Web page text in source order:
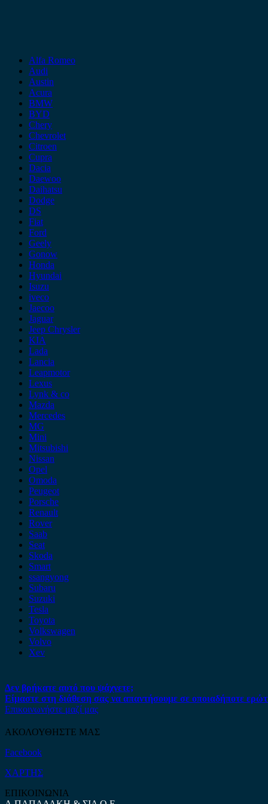
Alfa Romeo
Audi
Austin
Acura
BMW
BYD
Chery
Chevrolet
Citroen
Cupra
Dacia
Daewoo
Daihatsu
Dodge
DS
Fiat
Ford
Geely
Gonow
Honda
Hyundai
Isuzu
iveco
Jaecoo
Jaguar
Jeep Chrysler
KIA
Lada
Lancia
Leapmotor
Lexus
Lynk & co
Mazda
Mercedes
MG
Mini
Mitsubishi
Nissan
Opel
Omoda
Peugeot
Porsche
Renault
Rover
Saab
Seat
Skoda
Smart
ssangyong
Subaru
Suzuki
Tesla
Toyota
Volkswagen
Volvo
Xev
Δεν βρήκατε αυτό που ψάχνετε;
Είμαστε στη διάθεση σας να απαντήσουμε σε οποιαδήποτε
Επικοινωνήστε μαζί μας
ΑΚΟΛΟΥΘΗΣΤΕ ΜΑΣ
Facebook
ΧΑΡΤΗΣ
ΕΠΙΚΟΙΝΩΝΙΑ